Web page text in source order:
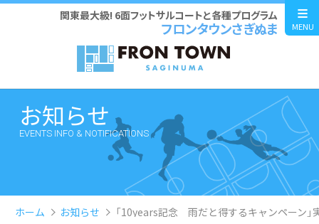
関東最大級! 6面フットサルコートと各種プログラム
フロンタウンさぎぬま MENU
お知らせ
EVENTS INFO & NOTIFICATIONS
ホーム お知らせ 「10years記念 雨だと得するキャンペーン」